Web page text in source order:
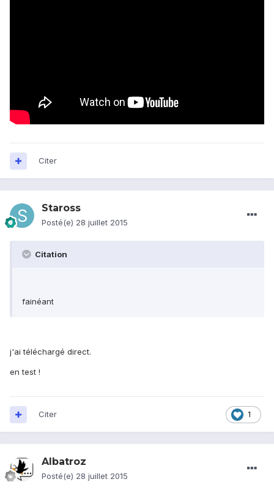
Citer
Staross
Posté(e) 28 juillet 2015
Citation
fainéant
j'ai téléchargé direct.
en test !
1
Citer
Albatroz
Posté(e) 28 juillet 2015